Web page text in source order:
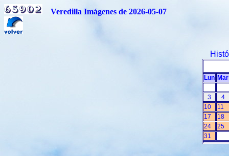
Veredilla Imágenes de 2026-05-07
Lun Mar
3
4
10
11
17
18
24
25
31